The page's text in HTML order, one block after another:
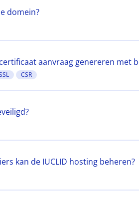
domein?
aanvraag genereren met
CSR
kan de IUCLID hosting beheren?